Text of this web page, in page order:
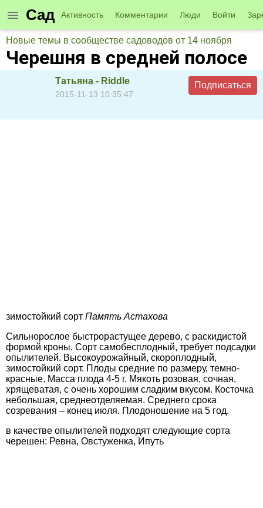
Сад Активность Комментарии Люди Войти
Новые темы в сообществе садоводов от 14 ноября
Черешня в средней полосе
Татьяна - Riddle
2015-11-13 10:35:47
Подписаться
зимостойкий сорт Память Астахова
Сильнорослое быстрорастущее дерево, с раскидистой
формой кроны. Сорт самобесплодный, требует подсадки
опылителей. Высокоурожайный, скороплодный,
зимостойкий сорт. Плоды средние по размеру, темно-
красные. Масса плода 4-5 г. Мякоть розовая, сочная,
хрящеватая, с очень хорошим сладким вкусом. Косточка
небольшая, среднеотделяемая. Среднего срока
созревания – конец июля. Плодоношение на 5 год.
в качестве опылителей подходят следующие сорта
черешен: Ревна, Овстуженка, Ипуть